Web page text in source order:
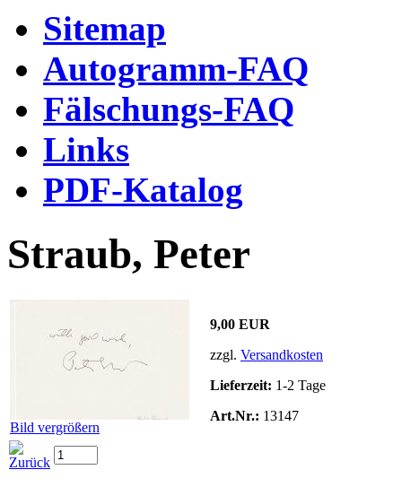
Sitemap
Autogramm-FAQ
Fälschungs-FAQ
Links
PDF-Katalog
Straub, Peter
Bild vergrößern
9,00 EUR
zzgl. Versandkosten
Lieferzeit: 1-2 Tage
Art.Nr.: 13147